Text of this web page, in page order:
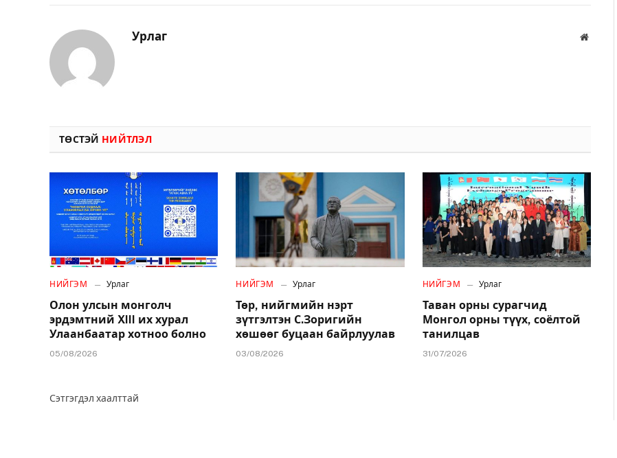
Урлаг Вэбсайт
ТӨСТЭЙ НИЙТЛЭЛ
НИЙГЭМ Урлаг
Олон улсын монголч
эрдэмтний XIII их хурал
Улаанбаатар хотноо болно
05/08/2026
НИЙГЭМ Урлаг
Төр, нийгмийн нэрт
зүтгэлтэн С.Зоригийн
хөшөөг буцаан байрлуулав
03/08/2026
НИЙГЭМ Урлаг
Таван орны сурагчид
Монгол орны түүх, соёлтой
танилцав
31/07/2026
Сэтгэгдэл хаалттай